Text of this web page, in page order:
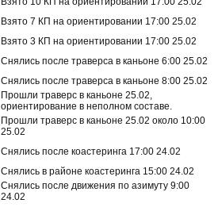
Взято 7 КП на ориентировании 17:00 25.02
Взято 3 КП на ориентировании 17:00 25.02
Снялись после траверса в каньоне 6:00 25.02
Снялись после траверса в каньоне 8:00 25.02
Прошли траверс в каньоне 25.02,
ориентирование в неполном составе.
Прошли траверс в каньоне 25.02 около 10:00
25.02
Снялись после коастеринга 17:00 24.02
Снялись в районе коастеринга 15:00 24.02
Снялись после движения по азимуту 9:00
24.02